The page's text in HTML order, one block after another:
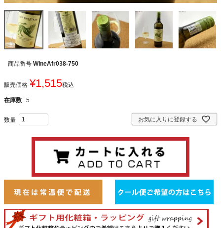
商品番号 WineAfr038-750
販売価格 ¥1,515税込
在庫数 5
お気に入りに登録する